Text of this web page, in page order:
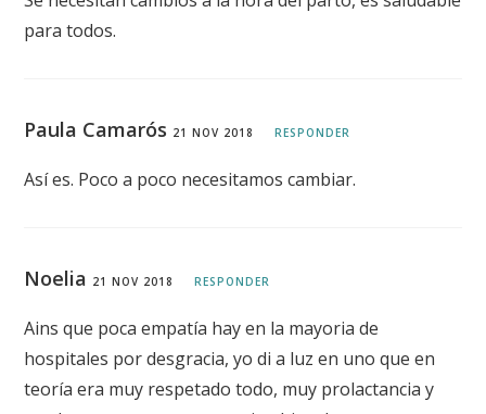
para todos.
Paula Camarós 21 NOV 2018 RESPONDER
Así es. Poco a poco necesitamos cambiar.
Noelia 21 NOV 2018 RESPONDER
Ains que poca empatía hay en la mayoria de
hospitales por desgracia, yo di a luz en uno que en
teoría era muy respetado todo, muy prolactancia y